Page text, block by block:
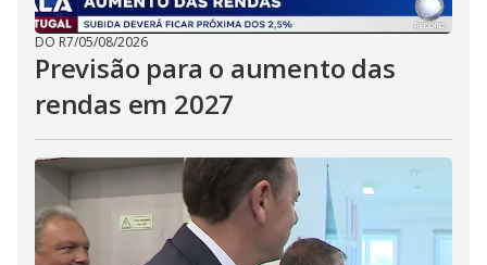
DO R7/05/08/2026
Previsão para o aumento das
rendas em 2027